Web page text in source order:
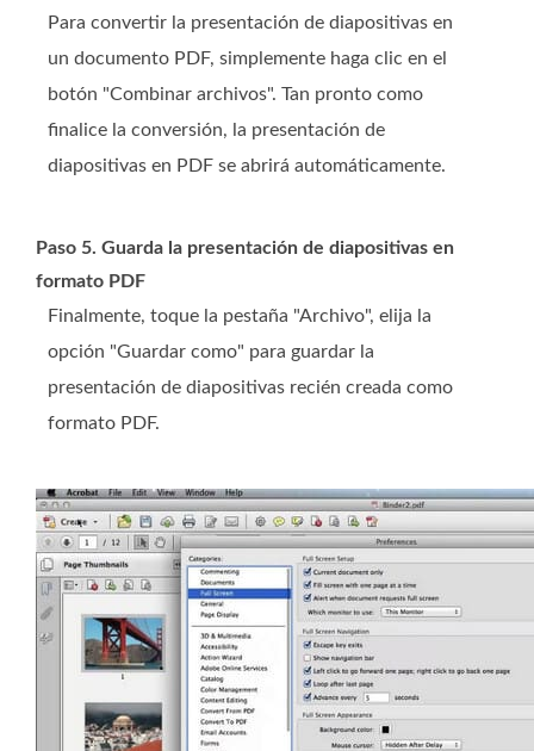
Para convertir la presentación de diapositivas en
un documento PDF, simplemente haga clic en el
botón "Combinar archivos". Tan pronto como
finalice la conversión, la presentación de
diapositivas en PDF se abrirá automáticamente.
Paso 5. Guarda la presentación de diapositivas en
formato PDF
Finalmente, toque la pestaña "Archivo", elija la
opción "Guardar como" para guardar la
presentación de diapositivas recién creada como
formato PDF.